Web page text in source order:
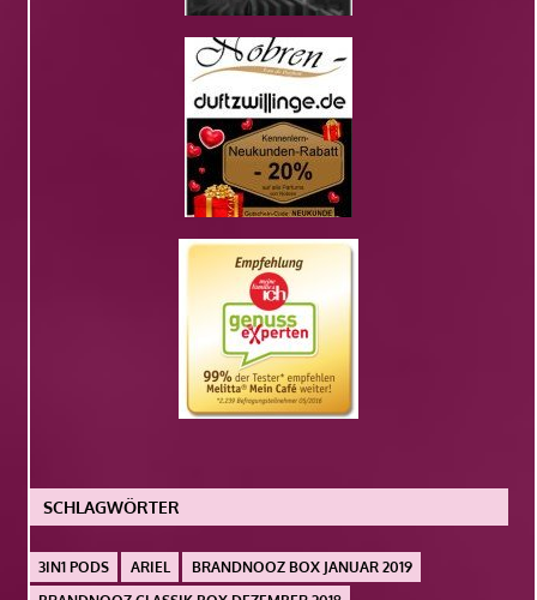
SCHLAGWÖRTER
3IN1 PODS ARIEL
BRANDNOOZ BOX JANUAR 2019